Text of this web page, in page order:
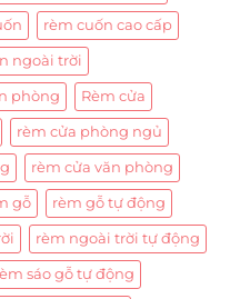
rèm cuốn cao cấp
ngoài trời
phòng Rèm cửa
rèm cửa phòng ngủ
rèm cửa văn phòng
gỗ rèm gỗ tự động
rèm ngoài trời tự động
sáo gỗ tự động